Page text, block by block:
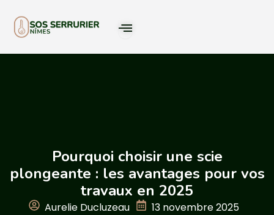
Pourquoi choisir une scie
plongeante : les avantages pour vos
travaux en 2025
Aurelie Ducluzeau
13 novembre 2025